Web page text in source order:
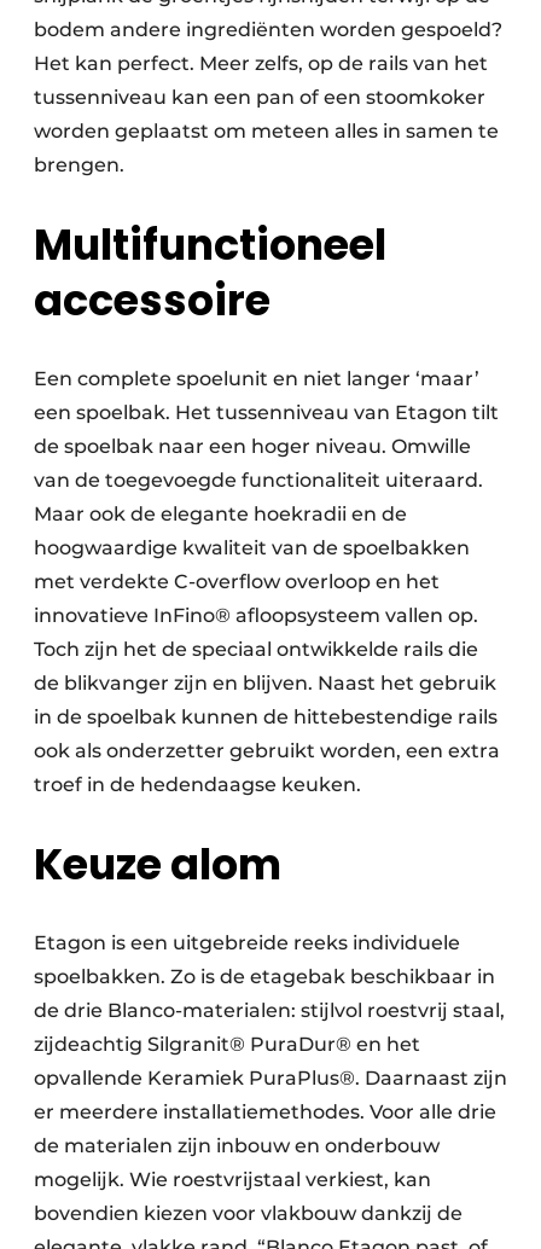
bodem andere ingrediënten worden gespoeld?
Het kan perfect. Meer zelfs, op de rails van het
tussenniveau kan een pan of een stoomkoker
worden geplaatst om meteen alles in samen te
brengen.
Multifunctioneel
accessoire
Een complete spoelunit en niet langer ‘maar’
een spoelbak. Het tussenniveau van Etagon tilt
de spoelbak naar een hoger niveau. Omwille
van de toegevoegde functionaliteit uiteraard.
Maar ook de elegante hoekradii en de
hoogwaardige kwaliteit van de spoelbakken
met verdekte C-overflow overloop en het
innovatieve InFino® afloopsysteem vallen op.
Toch zijn het de speciaal ontwikkelde rails die
de blikvanger zijn en blijven. Naast het gebruik
in de spoelbak kunnen de hittebestendige rails
ook als onderzetter gebruikt worden, een extra
troef in de hedendaagse keuken.
Keuze alom
Etagon is een uitgebreide reeks individuele
spoelbakken. Zo is de etagebak beschikbaar in
de drie Blanco-materialen: stijlvol roestvrij staal,
zijdeachtig Silgranit® PuraDur® en het
opvallende Keramiek PuraPlus®. Daarnaast zijn
er meerdere installatiemethodes. Voor alle drie
de materialen zijn inbouw en onderbouw
mogelijk. Wie roestvrijstaal verkiest, kan
bovendien kiezen voor vlakbouw dankzij de